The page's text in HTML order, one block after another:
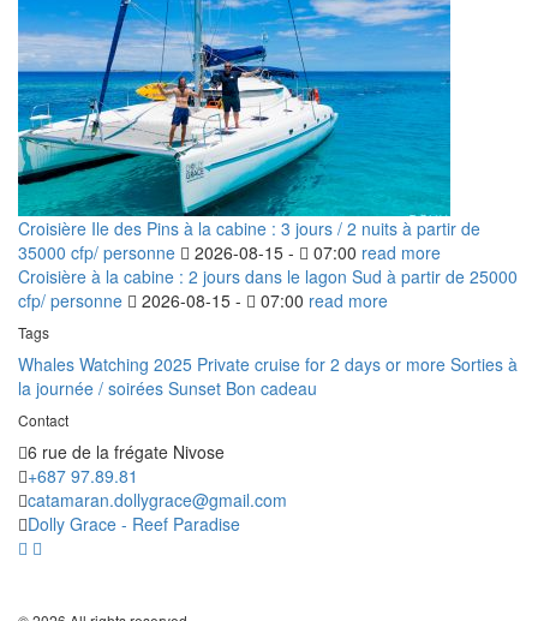
Croisière Ile des Pins à la cabine : 3 jours / 2 nuits à partir de
35000 cfp/ personne
2026-08-15 - 07:00 read more
Croisière à la cabine : 2 jours dans le lagon Sud à partir de 25000
cfp/ personne
2026-08-15 - 07:00 read more
Tags
Whales Watching 2025 Private cruise for 2 days or more Sorties à
la journée / soirées Sunset Bon cadeau
Contact
6 rue de la frégate Nivose
+687 97.89.81
catamaran.dollygrace@gmail.com
Dolly Grace - Reef Paradise